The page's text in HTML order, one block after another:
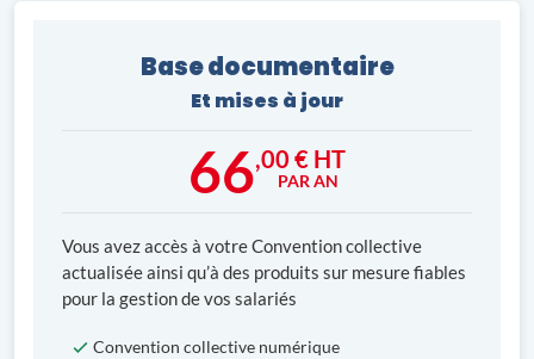
Base documentaire
Et mises à jour
66,00 € HT
PAR AN
Vous avez accès à votre Convention collective
actualisée ainsi qu’à des produits sur mesure fiables
pour la gestion de vos salariés
Convention collective numérique